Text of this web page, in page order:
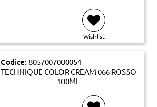
Wishlist
Codice: 8057007000054
TECHNIQUE COLOR CREAM 066 ROSSO
100ML